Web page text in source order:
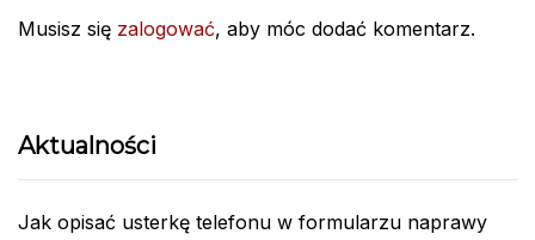
Musisz się zalogować, aby móc dodać komentarz.
Aktualności
Jak opisać usterkę telefonu w formularzu naprawy